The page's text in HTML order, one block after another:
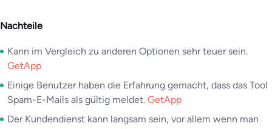
Nachteile
Kann im Vergleich zu anderen Optionen sehr teuer sein.
GetApp
Einige Benutzer haben die Erfahrung gemacht, dass das Tool
Spam-E-Mails als gültig meldet. GetApp
Der Kundendienst kann langsam sein, vor allem wenn man